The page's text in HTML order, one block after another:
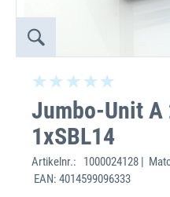
Jumbo-Unit
1xSBL14
Artikelnr.:
1000024128 |
EAN: 4014599096333